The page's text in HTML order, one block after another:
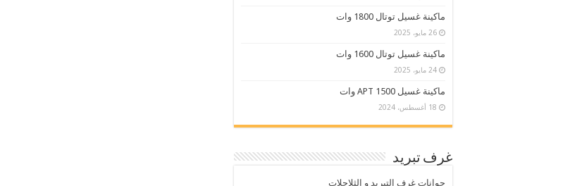
ماكينة غسيل توتال 1800 وات
26 مايو، 2025
ماكينة غسيل توتال 1600 وات
24 مايو، 2025
ماكينة غسيل APT 1500 وات
18 أغسطس، 2024
غرف تبريد
جوانات غرف التبريد و الثلاجلات